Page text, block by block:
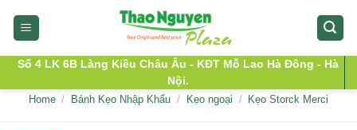
Số 4 LK 6B Làng Kiều Châu Âu - KĐT Mỗ Lao Hà Đông - Hà
Nội.
Home / Bánh Kẹo Nhập Khẩu / Kẹo ngoại / Kẹo Storck Merci